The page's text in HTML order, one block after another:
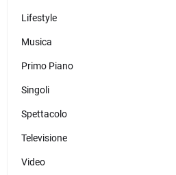
Lifestyle
Musica
Primo Piano
Singoli
Spettacolo
Televisione
Video